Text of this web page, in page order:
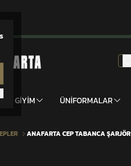
GİYİM ÜNİFORMALAR
ANAFARTA CEP TABANCA